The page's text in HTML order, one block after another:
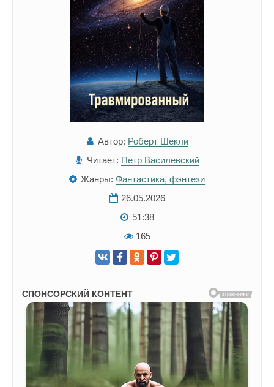
Автор: Роберт Шекли
Читает: Петр Василевский
Жанры: Фантастика, фэнтези
26.05.2026
51:38
165